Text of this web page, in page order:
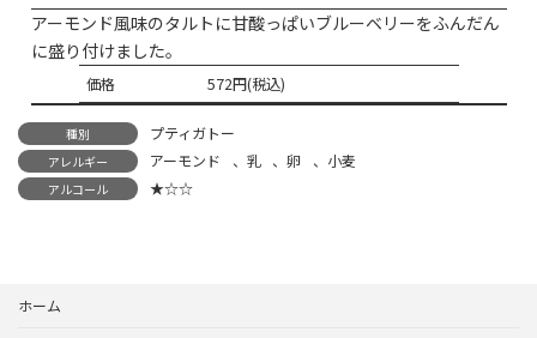
アーモンド風味のタルトに甘酸っぱいブルーベリーをふんだん
に盛り付けました。
価格 572円(税込)
種別 プティガトー
アレルギー アーモンド 、 乳 、卵 、 小麦
アルコール ★☆☆
ホーム